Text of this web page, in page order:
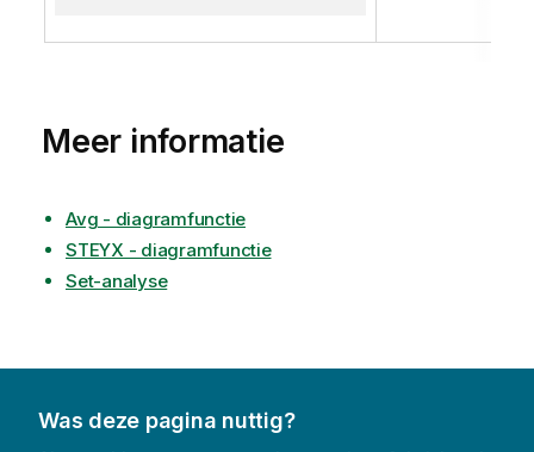
Meer informatie
Avg - diagramfunctie
STEYX - diagramfunctie
Set-analyse
Was deze pagina nuttig?